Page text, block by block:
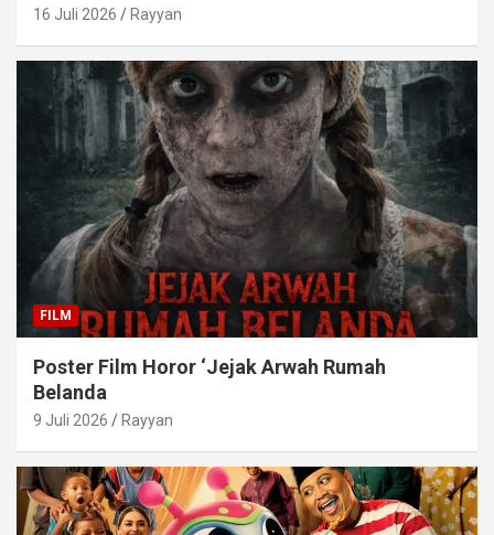
16 Juli 2026 Rayyan
FILM
Poster Film Horor ‘Jejak Arwah Rumah
Belanda
9 Juli 2026 Rayyan